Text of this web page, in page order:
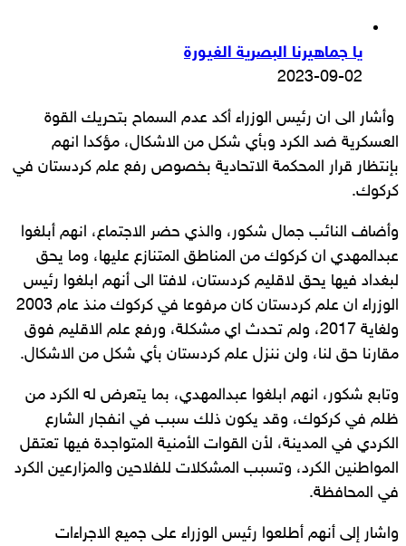
يا جماهيرنا البصرية الغيورة
2023-09-02
وأشار الى ان رئيس الوزراء أكد عدم السماح بتحريك القوة
العسكرية ضد الكرد وبأي شكل من الاشكال، مؤكدا انهم
بإنتظار قرار المحكمة الاتحادية بخصوص رفع علم كردستان في
كركوك.
وأضاف النائب جمال شكور، والذي حضر الاجتماع، انهم أبلغوا
عبدالمهدي ان كركوك من المناطق المتنازع عليها، وما يحق
لبغداد فيها يحق لاقليم كردستان، لافتا الى أنهم ابلغوا رئيس
الوزراء ان علم كردستان كان مرفوعا في كركوك منذ عام 2003
ولغاية 2017، ولم تحدث اي مشكلة، ورفع علم الاقليم فوق
مقارنا حق لنا، ولن ننزل علم كردستان بأي شكل من الاشكال.
وتابع شكور، انهم ابلغوا عبدالمهدي، بما يتعرض له الكرد من
ظلم في كركوك، وقد يكون ذلك سبب في انفجار الشارع
الكردي في المدينة، لأن القوات الأمنية المتواجدة فيها تعتقل
المواطنين الكرد، وتسبب المشكلات للفلاحين والمزارعين الكرد
في المحافظة.
واشار إلى أنهم أطلعوا رئيس الوزراء على جميع الاجراءات